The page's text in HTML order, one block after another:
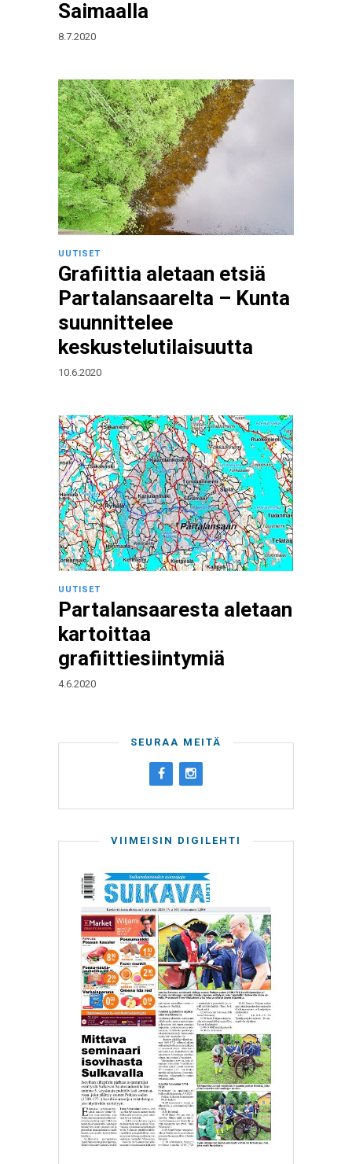
Saimaalla
8.7.2020
UUTISET
Grafiittia aletaan etsiä
Partalansaarelta – Kunta
suunnittelee
keskustelutilaisuutta
10.6.2020
UUTISET
Partalansaaresta aletaan
kartoittaa
grafiittiesiintymiä
4.6.2020
SEURAA MEITÄ
VIIMEISIN DIGILEHTI